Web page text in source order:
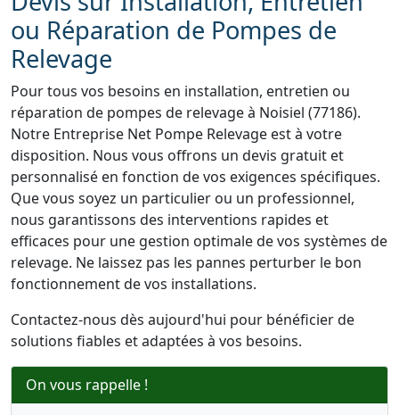
ou Réparation de Pompes de
Relevage
Pour tous vos besoins en installation, entretien ou
réparation de pompes de relevage à Noisiel (77186).
Notre Entreprise Net Pompe Relevage est à votre
disposition. Nous vous offrons un devis gratuit et
personnalisé en fonction de vos exigences spécifiques.
Que vous soyez un particulier ou un professionnel,
nous garantissons des interventions rapides et
efficaces pour une gestion optimale de vos systèmes de
relevage. Ne laissez pas les pannes perturber le bon
fonctionnement de vos installations.
Contactez-nous dès aujourd'hui pour bénéficier de
solutions fiables et adaptées à vos besoins.
On vous rappelle !